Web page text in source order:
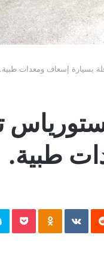
بسيارة إسعاف ومعدات طبية.
طبية.
‏Reddit
‏VKontakte
Pocket